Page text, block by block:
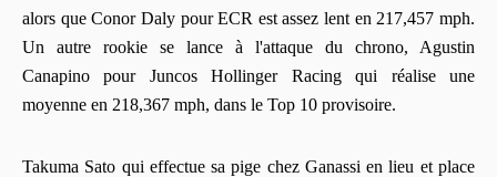
alors que Conor Daly pour ECR est assez lent en 217,457 mph.
Un autre rookie se lance à l'attaque du chrono, Agustin
Canapino pour Juncos Hollinger Racing qui réalise une
moyenne en 218,367 mph, dans le Top 10 provisoire.
Takuma Sato qui effectue sa pige chez Ganassi en lieu et place